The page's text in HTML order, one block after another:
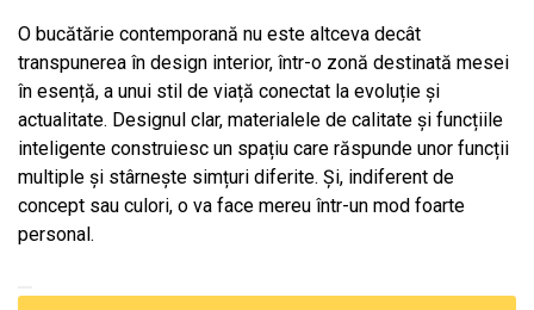
O bucătărie contemporană nu este altceva decât
transpunerea în design interior, într-o zonă destinată mesei
în esență, a unui stil de viață conectat la evoluție și
actualitate. Designul clar, materialele de calitate și funcțiile
inteligente construiesc un spațiu care răspunde unor funcții
multiple și stârnește simțuri diferite. Și, indiferent de
concept sau culori, o va face mereu într-un mod foarte
personal.